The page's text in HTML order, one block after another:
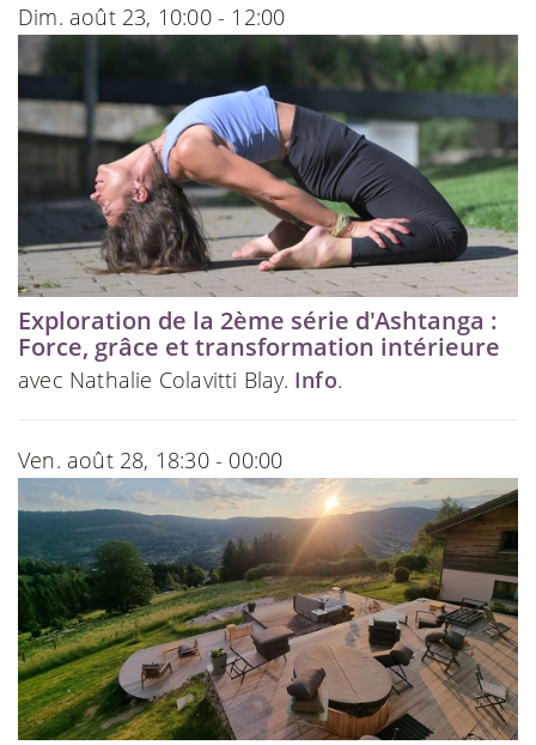
Dim. août 23, 10:00 - 12:00
Exploration de la 2ème série d'Ashtanga :
Force, grâce et transformation intérieure
avec Nathalie Colavitti Blay. Info.
Ven. août 28, 18:30 - 00:00